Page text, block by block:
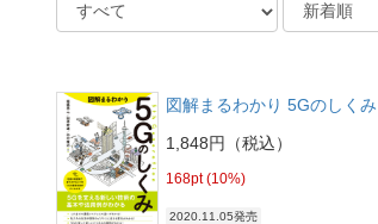
図解まるわかり 5Gのしくみ
1,848円（税込）
168pt (10%)
2020.11.05発売